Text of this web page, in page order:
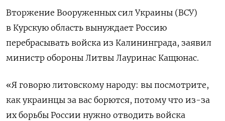
Вторжение Вооруженных сил Украины (ВСУ)
в Курскую область вынуждает Россию
перебрасывать войска из Калининграда, заявил
министр обороны Литвы Лауринас Кащюнас.
«Я говорю литовскому народу: вы посмотрите,
как украинцы за вас борются, потому что из-за
их борьбы России нужно отводить войска